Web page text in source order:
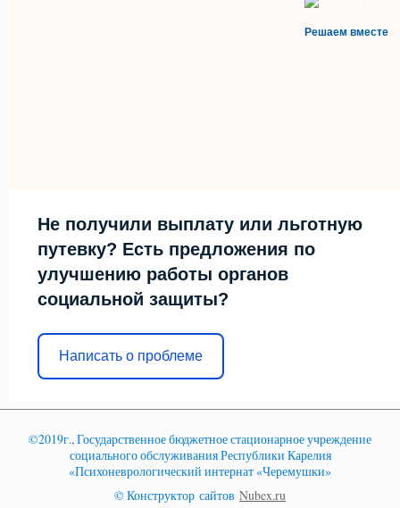
Решаем вместе
Не получили выплату или льготную
путевку? Есть предложения по
улучшению работы органов
социальной защиты?
Написать о проблеме
©2019г., Государственное бюджетное стационарное учреждение
социального обслуживания Республики Карелия
«Психоневрологический интернат «Черемушки»
© Конструктор сайтов Nubex.ru